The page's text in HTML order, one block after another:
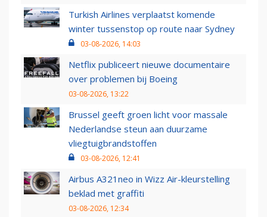
Turkish Airlines verplaatst komende
winter tussenstop op route naar Sydney
03-08-2026, 14:03
Netflix publiceert nieuwe documentaire
over problemen bij Boeing
03-08-2026, 13:22
Brussel geeft groen licht voor massale
Nederlandse steun aan duurzame
vliegtuigbrandstoffen
03-08-2026, 12:41
Airbus A321neo in Wizz Air-kleurstelling
beklad met graffiti
03-08-2026, 12:34